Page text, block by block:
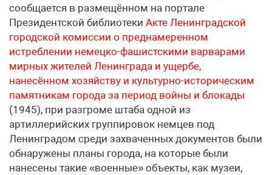
сообщается в размещённом на портале
Президентской библиотеки Акте Ленинградской
городской комиссии о преднамеренном
истреблении немецко-фашистскими варварами
мирных жителей Ленинграда и ущербе,
нанесённом хозяйству и культурно-историческим
памятникам города за период войны и блокады
(1945), при разгроме штаба одной из
артиллерийских группировок немцев под
Ленинградом среди захваченных документов были
обнаружены планы города, на которые были
нанесены такие «военные» объекты, как музеи,